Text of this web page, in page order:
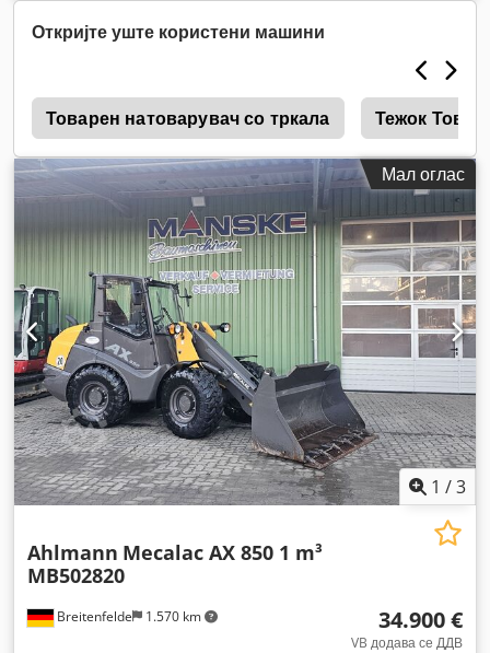
Откријте уште користени машини
Товарен натоварувач со тркала Тежок
Мал оглас
1 /3
Breitenfelde 1.570 km
Ahlmann Mecalac AX 850 1 m³
MB502820
34.900 €
VB додава се ДДВ